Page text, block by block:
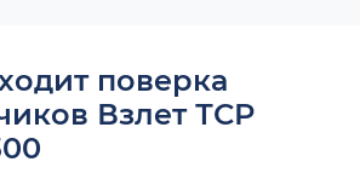
поверка
Взлет ТСР